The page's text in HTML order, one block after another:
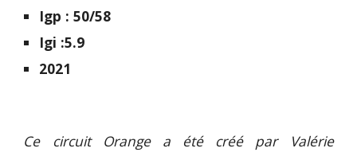
Igp : 50/58
Igi :5.9
2021
Ce circuit Orange a été créé par Valérie